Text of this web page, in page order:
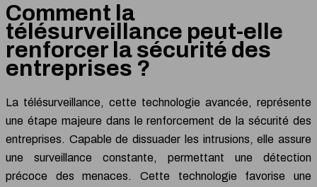
Comment la
télésurveillance peut-elle
renforcer la sécurité des
entreprises ?
La télésurveillance, cette technologie avancée, représente
une étape majeure dans le renforcement de la sécurité des
entreprises. Capable de dissuader les intrusions, elle assure
une surveillance constante, permettant une détection
précoce des menaces. Cette technologie favorise une